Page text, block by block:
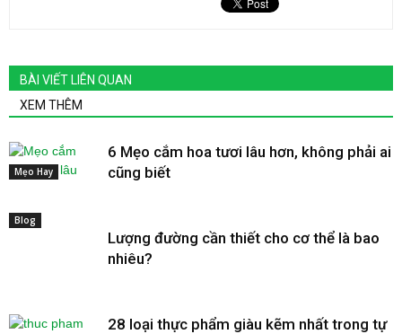
BÀI VIẾT LIÊN QUAN
XEM THÊM
Mẹo Hay
6 Mẹo cắm hoa tươi lâu hơn, không phải ai
cũng biết
Blog
Lượng đường cần thiết cho cơ thể là bao
nhiêu?
28 loại thực phẩm giàu kẽm nhất trong tự